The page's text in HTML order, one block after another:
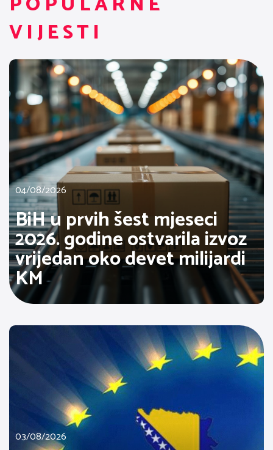
VIJESTI
04/08/2026
BiH u prvih šest mjeseci
2026. godine ostvarila izvoz
vrijedan oko devet milijardi
KM
03/08/2026